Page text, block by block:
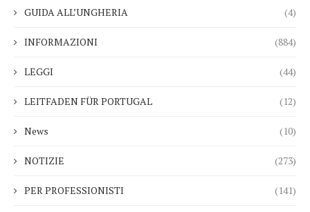
GUIDA ALL’UNGHERIA (4)
INFORMAZIONI (884)
LEGGI (44)
LEITFADEN FÜR PORTUGAL (12)
News (10)
NOTIZIE (273)
PER PROFESSIONISTI (141)